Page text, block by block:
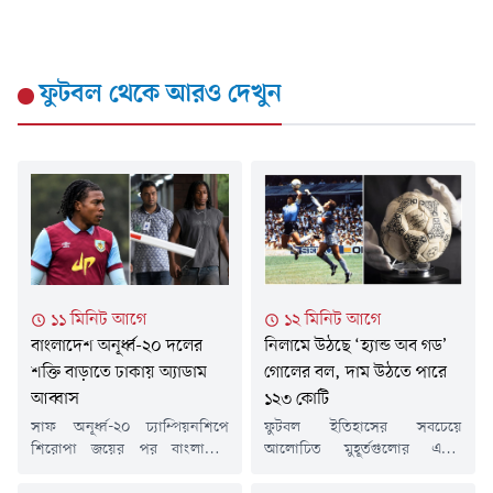
ফুটবলথেকে আরও দেখুন
১১ মিনিট আগে
বাংলাদেশ অনূর্ধ্ব-২০ দলের
শক্তি বাড়াতে ঢাকায় অ্যাডাম
আব্বাস
সাফ অনূর্ধ্ব-২০ চ্যাম্পিয়নশিপে
শিরোপা জয়ের পর বাংলাদেশ
১২ মিনিট আগে
নিলামে উঠছে ‘হ্যান্ড অব গড’
গোলের বল, দাম উঠতে পারে
১২৩ কোটি
ফুটবল ইতিহাসের সবচেয়ে
আলোচিত মুহূর্তগুলোর একটি